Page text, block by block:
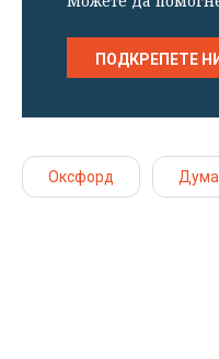
ПОДКРЕПЕТЕ НИ
Оксфорд Дума